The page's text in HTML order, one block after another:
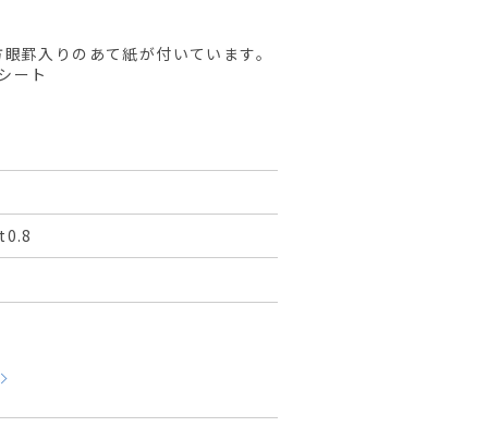
罫入りのあて紙が付いています。
ート